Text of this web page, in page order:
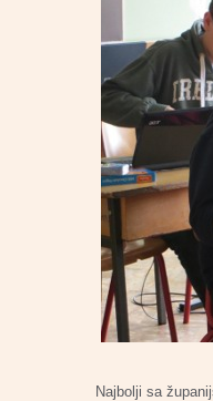
Najbolji sa